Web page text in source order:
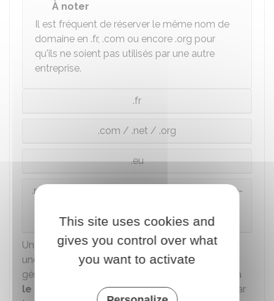
À noter
Il est fréquent de réserver le même nom de
domaine en .fr, .com ou encore .org pour
qu'ils ne soient pas utilisés par une autre
entreprise.
.fr
.com / .net / .org
.eu
.re (la Réunion), .yt (Mayotte), .pm (Saint-Pierre-
australes et antarctiques françaises)
Un nom de domaine est toujours enregistré pour
une
période limitée(de 1 à 10 ans
généralement). Il est donc important de penser à
le renouveler avant qu'il n'expire
et finisse par
This site uses cookies and
gives you control over what
you want to activate